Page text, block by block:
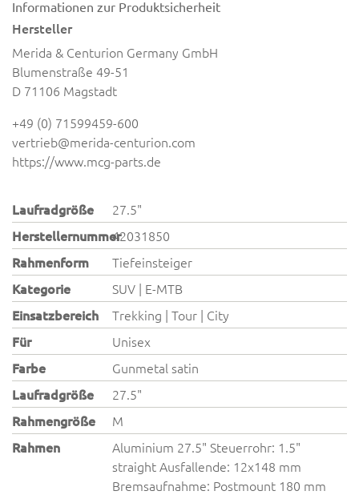
Informationen zur Produktsicherheit
Hersteller
Merida & Centurion Germany GmbH
Blumenstraße 49-51
D 71106 Magstadt
+49 (0) 71599459-600
vertrieb@merida-centurion.com
https://www.mcg-parts.de
Laufradgröße
27.5"
Herstellernummer42031850
Rahmenform
Tiefeinsteiger
Kategorie
SUV | E-MTB
Einsatzbereich
Trekking | Tour | City
Für
Unisex
Farbe
Gunmetal satin
Laufradgröße
27.5"
Rahmengröße
M
Rahmen
Aluminium 27.5" Steuerrohr: 1.5"
straight Ausfallende: 12x148 mm
Bremsaufnahme: Postmount 180 mm